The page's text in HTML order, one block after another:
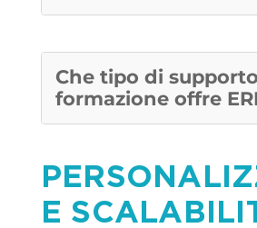
Che tipo di
formazione offre
E